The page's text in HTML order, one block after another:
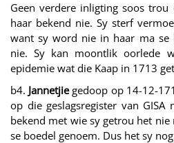
Geen verdere inligting soos
haar bekend nie. Sy sterf
want sy word nie in haar ma se
nie. Sy kan moontlik oorlede
epidemie wat die Kaap in 1713
b4. Jannetjiegedoop op 14-12-
op die geslagsregister van
bekend met wie sy getrou het
se boedel genoem. Dus het sy